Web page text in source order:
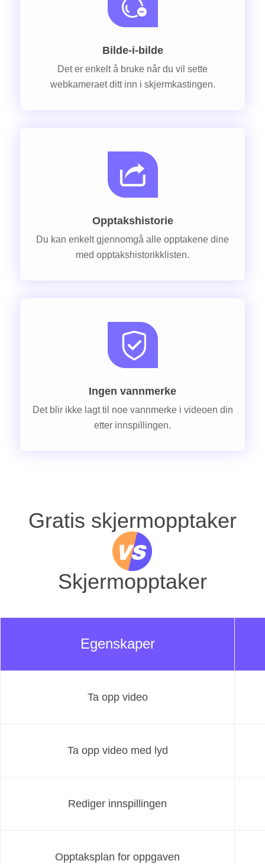
Bilde-i-bilde
Det er enkelt å bruke når du vil sette
webkameraet ditt inn i skjermkastingen.
Opptakshistorie
Du kan enkelt gjennomgå alle opptakene dine
med opptakshistorikklisten.
Ingen vannmerke
Det blir ikke lagt til noe vannmerke i videoen din
etter innspillingen.
Gratis skjermopptaker
Skjermopptaker
Egenskaper
Ta opp video
Ta opp video med lyd
Rediger innspillingen
Opptaksplan for oppgaven